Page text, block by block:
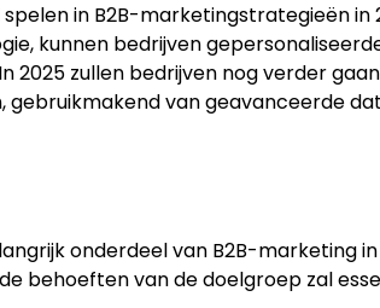
in B2B-marketingstrategieën in
kunnen bedrijven
2025 zullen bedrijven nog verder
gebruikmakend van geavanceerde
onderdeel van B2B-marketing
behoeften van de doelgroep zal